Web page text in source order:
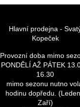
Hlavní prodejna -
Kopeček
Provozní doba mimo
PONDĚLÍ AŽ PÁTEK
16.30
mimo sezonu nutno
hodinu dopředu.
Zaří)